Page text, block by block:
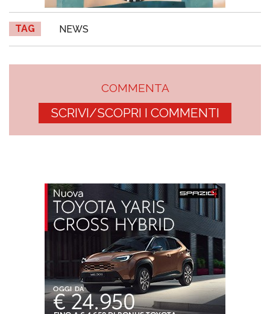
TAG NEWS
COMMENTA
SCRIVI/SCOPRI I COMMENTI